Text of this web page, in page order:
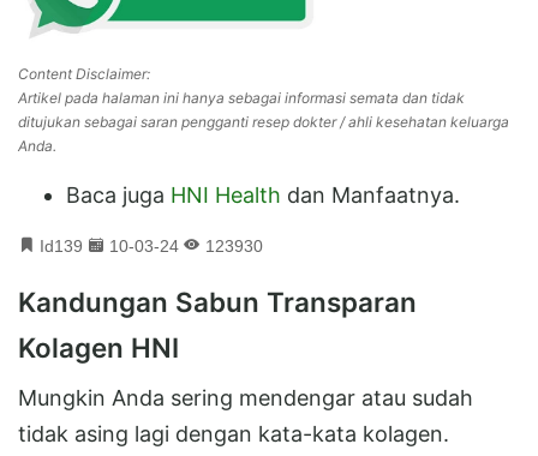
Content Disclaimer:
Artikel pada halaman ini hanya sebagai informasi semata dan tidak
ditujukan sebagai saran pengganti resep dokter / ahli kesehatan keluarga
Anda.
Baca juga HNI Health dan Manfaatnya.
Id139 10-03-24 123930
Kandungan Sabun Transparan
Kolagen HNI
Mungkin Anda sering mendengar atau sudah
tidak asing lagi dengan kata-kata kolagen.